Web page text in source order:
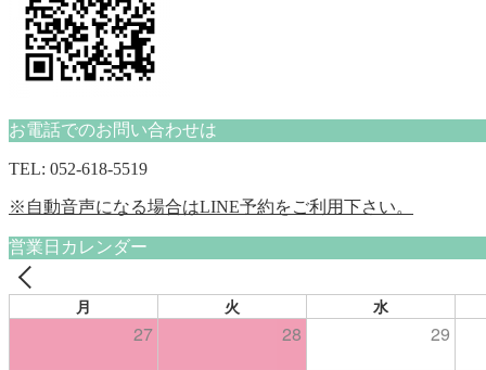
お電話でのお問い合わせは
TEL: 052-618-5519
※自動音声になる場合はLINE予約をご利用下さい。
営業日カレンダー
月 火 水
27 28 29